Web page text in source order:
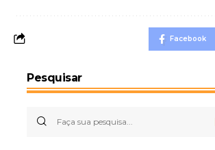
Facebook
Pesquisar